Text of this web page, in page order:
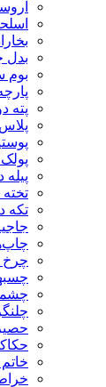
بدل
بوم
پته
پلاس
تکه
چرخ